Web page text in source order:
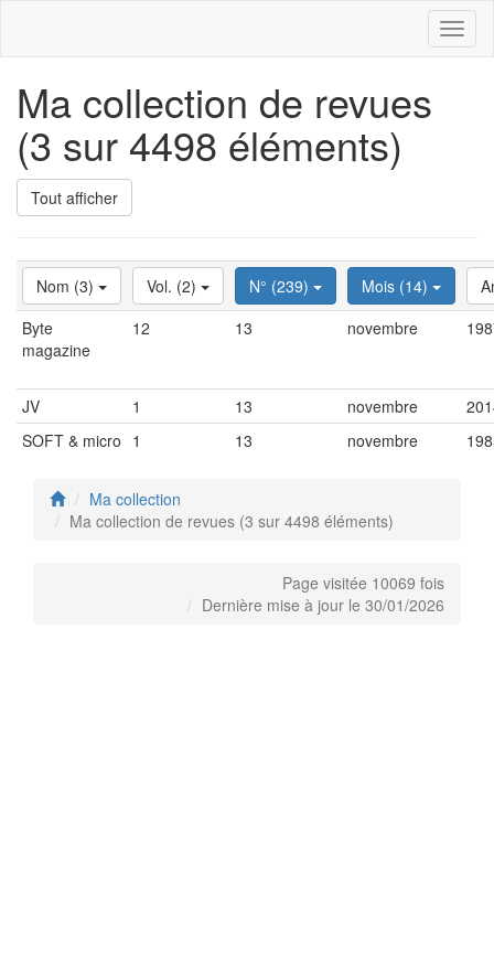
Ma collection de revues
(3 sur 4498 éléments)
Tout afficher
Nom (3) Vol. (2) N° (239) Mois (14)
Byte
magazine
12 13 novembre
JV 1 13 novembre
SOFT & micro 1 13 novembre
Ma collection
Ma collection de revues (3 sur 4498 éléments)
Page visitée 10069 fois
Dernière mise à jour le 30/01/2026